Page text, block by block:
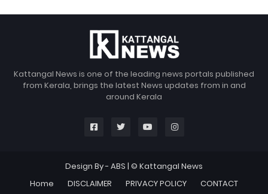
Kattangal News is one of the leading news portals published
from Kerala, brings the latest News updates from in and
around Kerala
Design By - ABS | © Kattangal News
Home
DISCLAIMER PRIVACY POLICY CONTACT